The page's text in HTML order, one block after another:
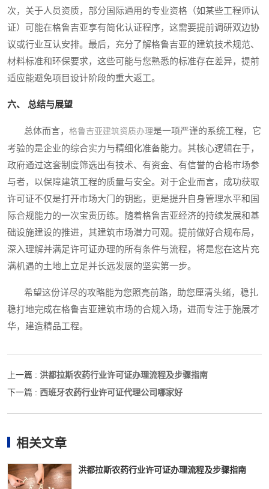
次，关于人员资质，部分国际通用的专业资格（如某些工程师认
证）可能在格鲁吉亚享有简化认证程序，这需要提前调研双边协
议或行业互认安排。最后，充分了解格鲁吉亚的建筑技术规范、
材料标准和环保要求，这些可能与您熟悉的标准存在差异，提前
适应能避免项目设计阶段的重大返工。
六、 总结与展望
总体而言， 格鲁吉亚建筑资质办理是一项严谨的系统工程，它
考验的是企业的综合实力与精细化准备能力。其核心逻辑在于，
政府通过这套制度筛选出有技术、有资金、有信誉的合格市场参
与者，以保障建筑工程的质量与安全。对于企业而言，成功获取
许可证不仅是打开市场大门的钥匙，更是提升自身管理水平和国
际合规能力的一次宝贵历练。随着格鲁吉亚经济的持续发展和基
础设施建设的推进，其建筑市场潜力可观。提前做好合规布局，
深入理解并满足许可证办理的所有条件与流程，将是您在这片充
满机遇的土地上立足并长远发展的坚实第一步。
希望这份详尽的攻略能为您照亮前路，助您厘清头绪，稳扎
稳打地完成在格鲁吉亚建筑市场的合规入场，进而专注于施展才
华，建造精品工程。
上一篇 : 洪都拉斯农药行业许可证办理流程及步骤指南
下一篇 : 西班牙农药行业许可证代理公司哪家好
相关文章
洪都拉斯农药行业许可证办理流程及步骤指南